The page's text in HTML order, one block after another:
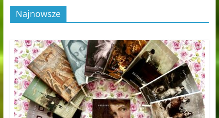
Najnowsze